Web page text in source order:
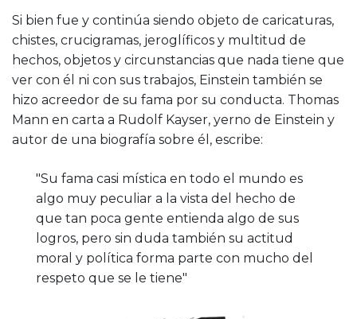
Si bien fue y continúa siendo objeto de caricaturas,
chistes, crucigramas, jeroglíficos y multitud de
hechos, objetos y circunstancias que nada tiene que
ver con él ni con sus trabajos, Einstein también se
hizo acreedor de su fama por su conducta. Thomas
Mann en carta a Rudolf Kayser, yerno de Einstein y
autor de una biografía sobre él, escribe:
"Su fama casi mística en todo el mundo es
algo muy peculiar a la vista del hecho de
que tan poca gente entienda algo de sus
logros, pero sin duda también su actitud
moral y política forma parte con mucho del
respeto que se le tiene"